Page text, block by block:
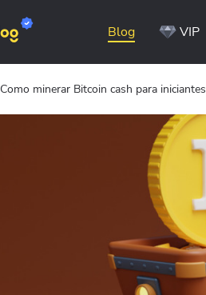
Blog VIP
Como minerar Bitcoin cash para iniciantes